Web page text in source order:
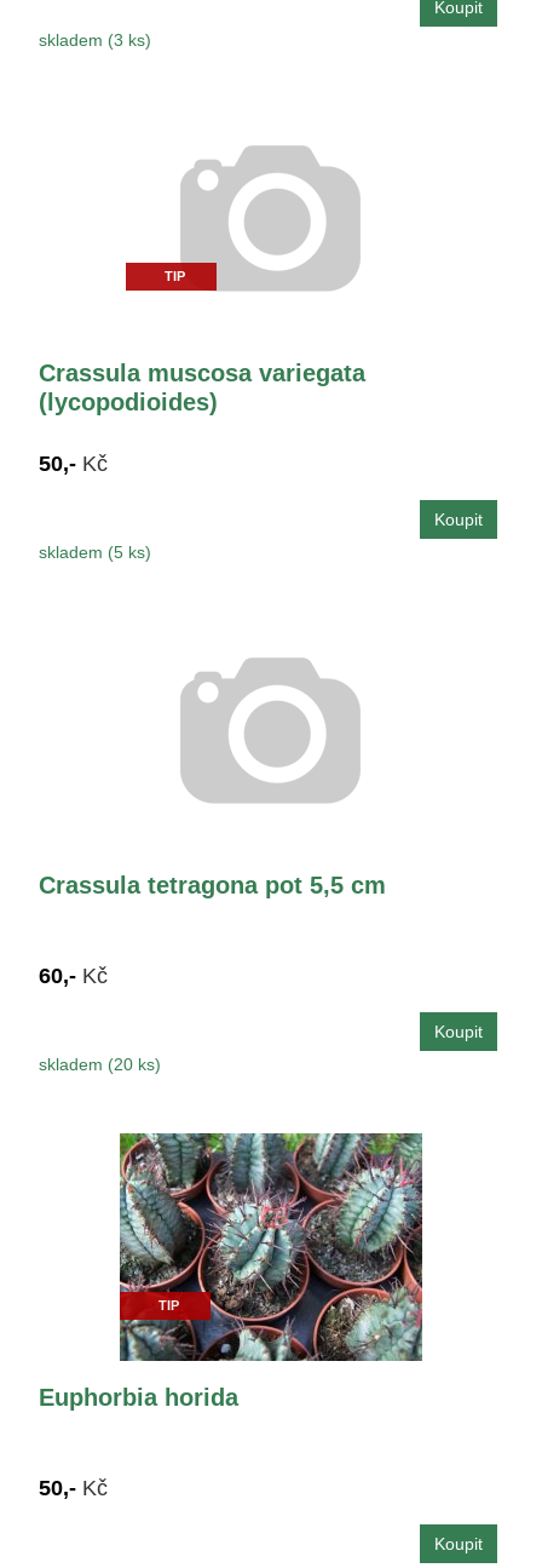
skladem (3 ks)
TIP
Crassula muscosa variegata
(lycopodioides)
50,- Kč
skladem (5 ks)
Crassula tetragona pot 5,5 cm
60,- Kč
skladem (20 ks)
TIP
Euphorbia horida
50,- Kč